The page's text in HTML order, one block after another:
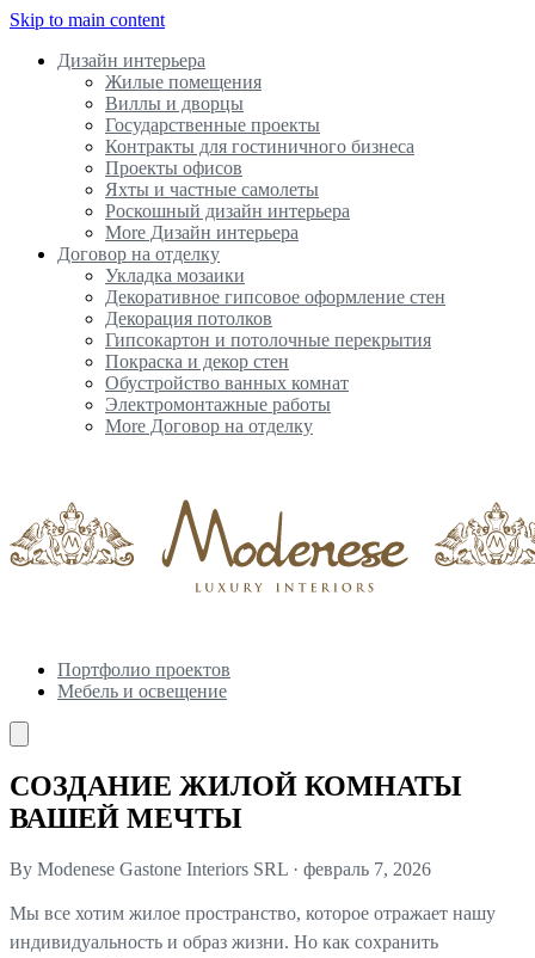
Skip to main content
Дизайн интерьера
Жилые помещения
Виллы и дворцы
Государственные проекты
Контракты для гостиничного бизнеса
Проекты офисов
Яхты и частные самолеты
Роскошный дизайн интерьера
More Дизайн интерьера
Договор на отделку
Укладка мозаики
Декоративное гипсовое оформление стен
Декорация потолков
Гипсокартон и потолочные перекрытия
Покраска и декор стен
Обустройство ванных комнат
Электромонтажные работы
More Договор на отделку
Портфолио проектов
Мебель и освещение
СОЗДАНИЕ ЖИЛОЙ КОМНАТЫ
ВАШЕЙ МЕЧТЫ
By Modenese Gastone Interiors SRL · февраль 7, 2026
Мы все хотим жилое пространство, которое отражает нашу
индивидуальность и образ жизни. Но как сохранить